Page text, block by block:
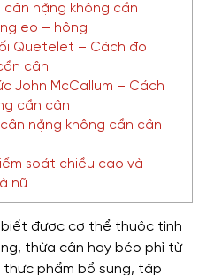
nặng không cần
eo – hông
Quetelet – Cách đo
cân
John McCallum – Cách
cần cân
nặng không cần cân
soát chiều cao và
nữ
biết được cơ thể thuộc tình
thừa cân hay béo phì từ
phẩm bổ sung, tập